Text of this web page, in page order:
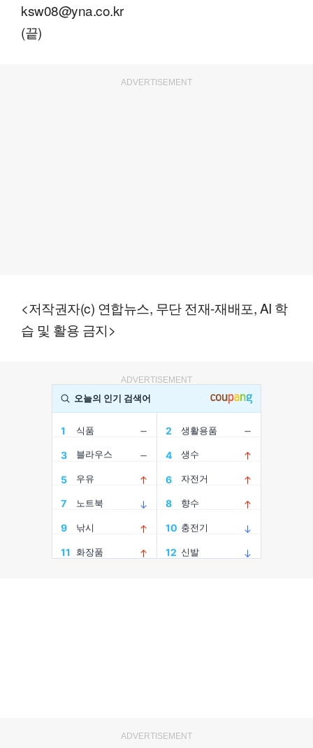
ksw08@yna.co.kr
(끝)
ADVERTISEMENT
<저작권자(c) 연합뉴스, 무단 전재-재배포, AI 학
습 및 활용 금지>
ADVERTISEMENT
ADVERTISEMENT